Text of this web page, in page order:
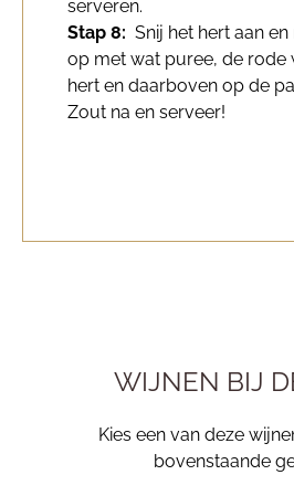
serveren.
Stap 8: Snij het hert aan
op met wat puree, de rode
hert en daarboven op de
Zout na en serveer!
WIJNEN BIJ
Kies een van deze
bovenstaande